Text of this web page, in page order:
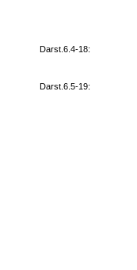
Darst.6.4-18:
Darst.6.5-19: